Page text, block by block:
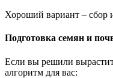
Хороший вариант – сбор
Подготовка семян и
Если вы решили
алгоритм для вас: